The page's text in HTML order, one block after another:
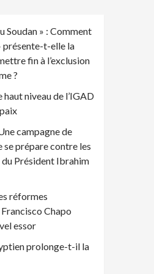
Soudan » : Comment
présente-t-elle la
fin à l’exclusion
?
haut niveau de l’IGAD
campagne de
prépare contre les
Président Ibrahim
réformes
Chapo
essor
prolonge-t-il la